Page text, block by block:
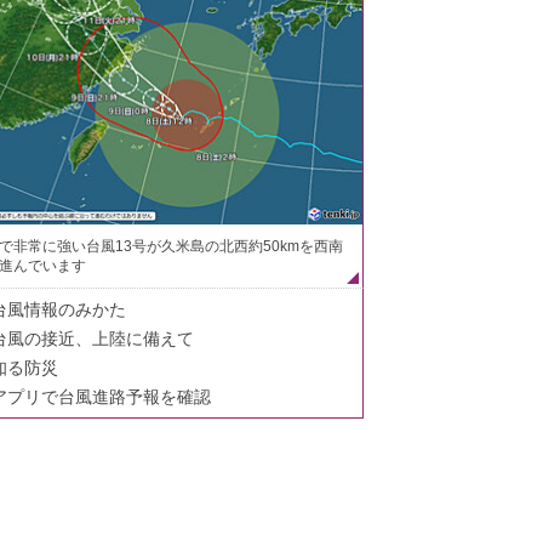
非常に強い台風13号が久米島の北西約50kmを西南
んでいます
風情報のみかた
風の接近、上陸に備えて
る防災
プリで台風進路予報を確認